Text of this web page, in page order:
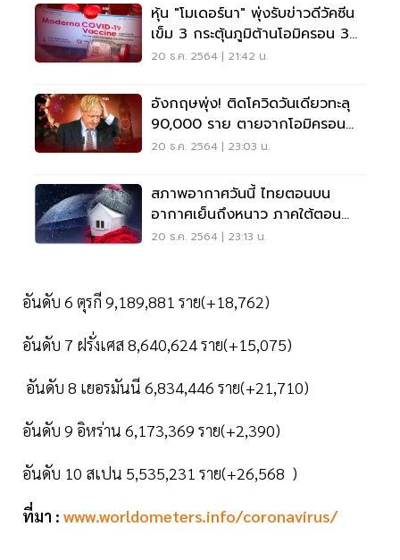
หุ้น "โมเดอร์นา" พุ่งรับข่าวดีวัคซีน
เข็ม 3 กระตุ้นภูมิต้านโอมิครอน 37
เท่า
20 ธ.ค. 2564 | 21:42 น.
อังกฤษพุ่ง! ติดโควิดวันเดียวทะลุ
90,000 ราย ตายจากโอมิครอน
แล้ว 12 ราย
20 ธ.ค. 2564 | 23:03 น.
สภาพอากาศวันนี้ ไทยตอนบน
อากาศเย็นถึงหนาว ภาคใต้ตอน
ล่างมีฝนตกหนักบางแห่ง
20 ธ.ค. 2564 | 23:13 น.
อันดับ 6 ตุรกี 9,189,881 ราย(+18,762)
อันดับ 7 ฝรั่งเศส 8,640,624 ราย(+15,075)
อันดับ 8 เยอรมันนี 6,834,446 ราย(+21,710)
อันดับ 9 อิหร่าน 6,173,369 ราย(+2,390)
อันดับ 10 สเปน 5,535,231 ราย(+26,568 )
ที่มา : www.worldometers.info/coronavirus/